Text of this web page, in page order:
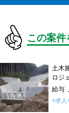
この案
土木
ロジ
給与
>求人